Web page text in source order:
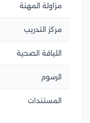
مزاولة المهنة
مركز التدريب
اللياقة الصحية
الرسوم
المستندات